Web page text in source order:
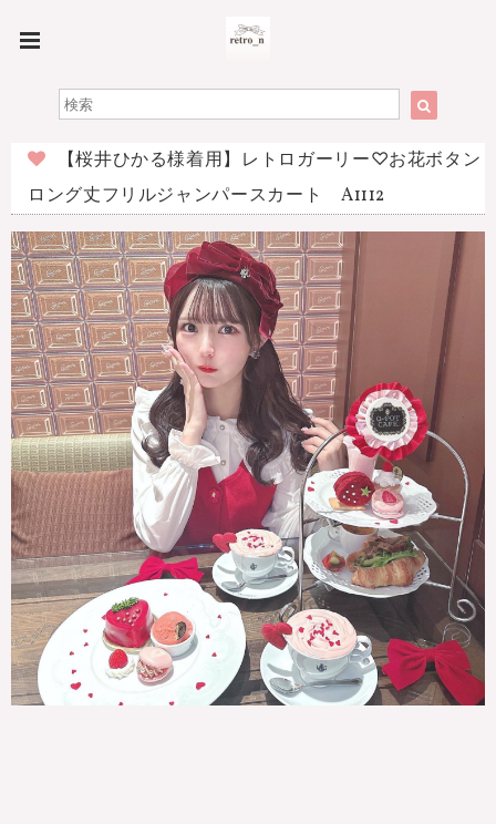
【桜井ひかる様着用】レトロガーリー♡お花ボタン
ロング丈フリルジャンパースカート A1112